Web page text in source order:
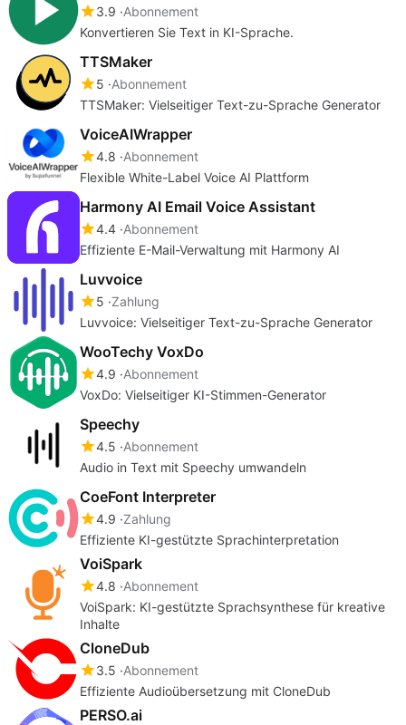
3.9 Abonnement
Konvertieren Sie Text in KI-Sprache.
TTSMaker
5 Abonnement
TTSMaker: Vielseitiger Text-zu-Sprache Generator
VoiceAIWrapper
4.8 Abonnement
Flexible White-Label Voice AI Plattform
Harmony AI Email Voice Assistant
4.4 Abonnement
Effiziente E-Mail-Verwaltung mit Harmony AI
Luvvoice
5 Zahlung
Luvvoice: Vielseitiger Text-zu-Sprache Generator
WooTechy VoxDo
4.9 Abonnement
VoxDo: Vielseitiger KI-Stimmen-Generator
Speechy
4.5 Abonnement
Audio in Text mit Speechy umwandeln
CoeFont Interpreter
4.9 Zahlung
Effiziente KI-gestützte Sprachinterpretation
VoiSpark
4.8 Abonnement
VoiSpark: KI-gestützte Sprachsynthese für kreative
Inhalte
CloneDub
3.5 Abonnement
Effiziente Audioübersetzung mit CloneDub
PERSO.ai